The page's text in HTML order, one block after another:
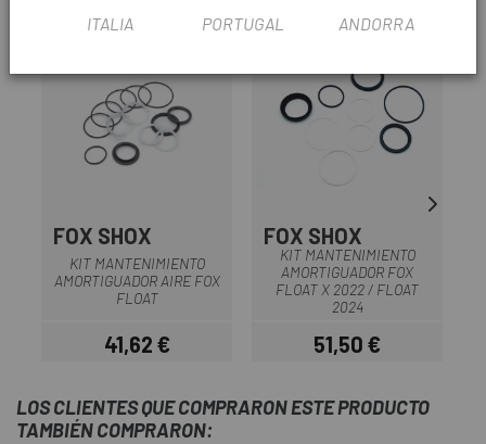
FOX SHOX
KIT MANTENIMIENTO
AMORTIGUADOR AIRE FOX
FLOAT
Precio
41,62 €
FOX SHOX
KIT MANTENIMIENTO
AMORTIGUADOR FOX
FLOAT X 2022 / FLOAT
2024
Precio
51,50 €
LOS CLIENTES QUE COMPRARON ESTE PRODUCTO
TAMBIÉN COMPRARON:
ITALIA PORTUGAL ANDORRA